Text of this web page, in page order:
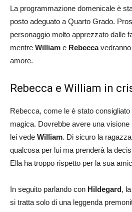
La programmazione domenicale è
posto adeguato a Quarto Grado.
personaggio molto apprezzato dalle
mentre William e Rebeccavedranno
amore.
Rebecca e William in
Rebecca, come le è stato
magica. Dovrebbe avere una
lei vede William. Di sicuro la
qualcosa per lui ma prenderà la
Ella ha troppo rispetto per la sua
In seguito parlando con Hildegard,
si tratta solo di una leggenda